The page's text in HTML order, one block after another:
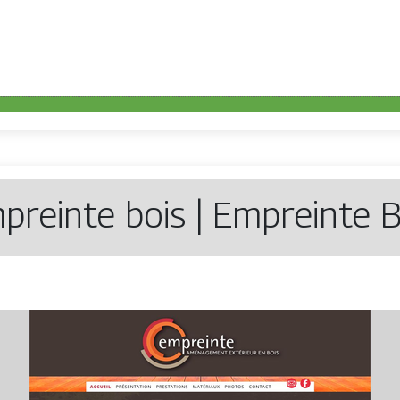
bois | Empreinte